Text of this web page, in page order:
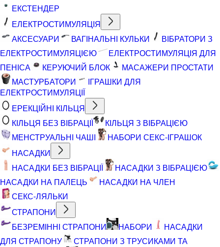
ЕКСТЕНДЕР
ЕЛЕКТРОСТИМУЛЯЦІЯ
АКСЕСУАРИ
ВАГІНАЛЬНІ КУЛЬКИ
ВІБРАТОРИ З
ЕЛЕКТРОСТИМУЛЯЦІЄЮ
ЕЛЕКТРОСТИМУЛЯЦІЯ ДЛЯ
ПЕНІСА
КЕРУЮЧИЙ БЛОК
МАСАЖЕРИ ПРОСТАТИ
МАСТУРБАТОРИ
ІГРАШКИ ДЛЯ
ЕЛЕКТРОСТИМУЛЯЦІЇ
ЕРЕКЦІЙНІ КІЛЬЦЯ
КІЛЬЦЯ БЕЗ ВІБРАЦІЇ
КІЛЬЦЯ З ВІБРАЦІЄЮ
МЕНСТРУАЛЬНІ ЧАШІ
НАБОРИ СЕКС-ІГРАШОК
НАСАДКИ
НАСАДКИ БЕЗ ВІБРАЦІЇ
НАСАДКИ З ВІБРАЦІЄЮ
НАСАДКИ НА ПАЛЕЦЬ
НАСАДКИ НА ЧЛЕН
СЕКС-ЛЯЛЬКИ
СТРАПОНИ
БЕЗРЕМІННІ СТРАПОНИ
НАБОРИ
НАСАДКИ
ДЛЯ СТРАПОНУ
СТРАПОНИ З ТРУСИКАМИ ТА